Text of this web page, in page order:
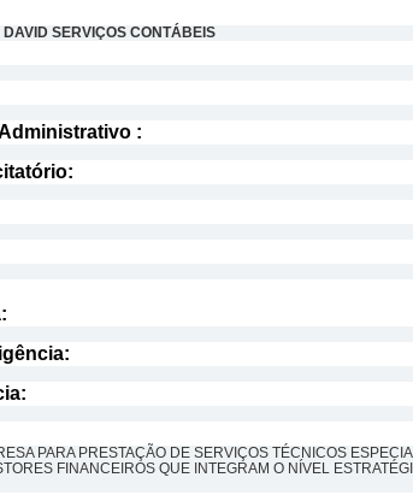
SERVIÇOS CONTÁBEIS
:
PARA PRESTAÇÃO DE SERVIÇOS TÉCNICOS
FINANCEIROS QUE INTEGRAM O NÍVEL